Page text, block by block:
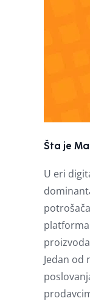
Šta je
U eri
Jedan od